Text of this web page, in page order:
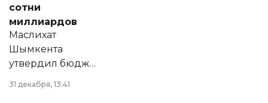
сотни
миллиардов
Маслихат
Шымкента
утвердил бюджет
города на 2026–
2028 годы.
31 декабря, 13:41